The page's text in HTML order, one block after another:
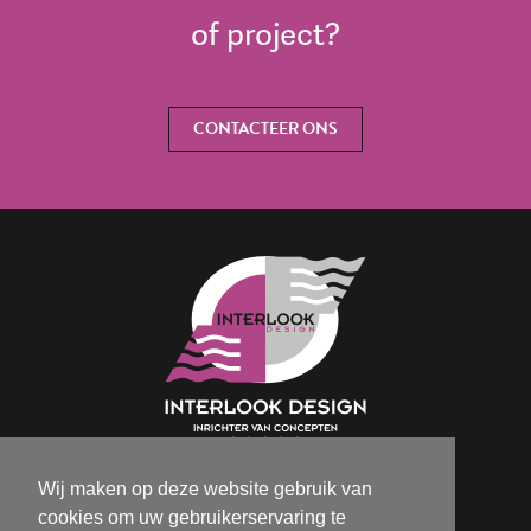
Wij maken op deze website gebruik van
cookies om uw gebruikerservaring te
of project?
CONTACTEER ONS
Isabelle@interlookdesign.be